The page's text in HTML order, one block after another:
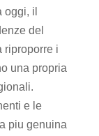
il
del
riproporre i
una propria
e le
piu genuina